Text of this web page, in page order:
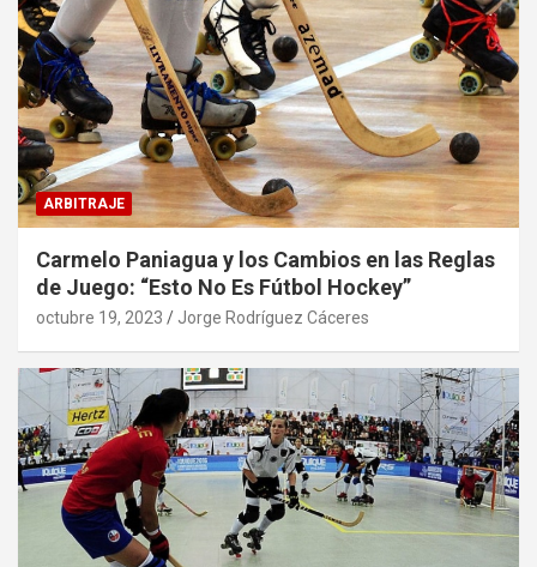
ARBITRAJE
Carmelo Paniagua y los Cambios en las Reglas
de Juego: “Esto No Es Fútbol Hockey”
octubre 19, 2023 Jorge Rodríguez Cáceres